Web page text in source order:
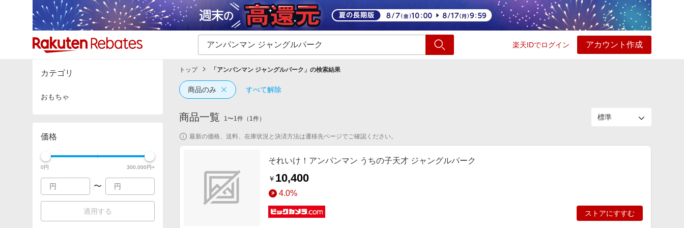
楽天IDでログイン アカウント作成
カテゴリー一覧 イベント一覧 ショッピング
カテゴリ
おもちゃ
価格
0円 300,000円+
〜
適用する
トップ 「 アンパンマン ジャングルパーク 」の検索結果
商品のみ すべて解除
商品一覧 1〜1件 （ 1件）
最新の価格、送料、在庫状況と決済方法は遷移先ページでご確認ください。
それいけ！アンパンマン うちの子天才 ジャングルパーク
￥ 10,400
4.0%
ストアにすすむ